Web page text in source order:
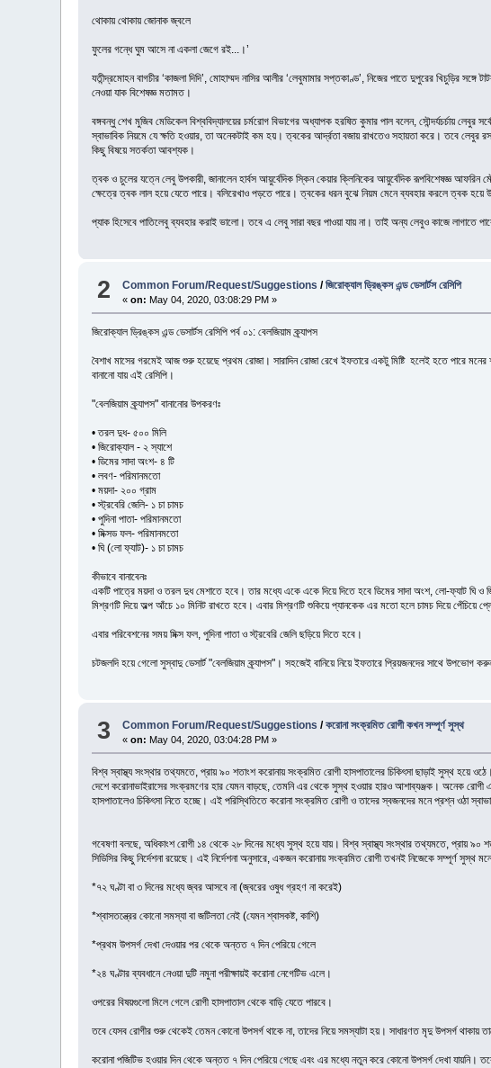
থোকায় থোকায় জোনাক জ্বলে
ফুলের গন্ধে ঘুম আসে না একলা জেগে রই...।’
যতীন্দ্রমোহন বাগচীর ‘কাজলা দিদি’, মোহাম্মদ নাসির আলীর ‘লেবুমামার সপ্তকাণ্ড’, নিজের পাতে দুপুরের খিচুড়ির
নেওয়া যাক বিশেষজ্ঞ মতামত।
বঙ্গবন্ধু শেখ মুজিব মেডিকেল বিশ্ববিদ্যালয়ের চর্মরোগ বিভাগের অধ্যাপক হরষিত কুমার পাল বলেন, সৌন্দর্যচর্চায়
স্বাভাবিক নিয়মে যে ক্ষতি হওয়ার, তা অনেকটাই কম হয়। ত্বকের আর্দ্রতা বজায় রাখতেও সহায়তা করে। তবে লেবুর
কিছু বিষয়ে সতর্কতা আবশ্যক।
ত্বক ও চুলের যত্নে লেবু উপকারী, জানালেন হার্বস আয়ুর্বেদিক স্কিন কেয়ার ক্লিনিকের আয়ুর্বেদিক রূপবিশেষজ্ঞ
ক্ষেত্রে ত্বক লাল হয়ে যেতে পারে। বলিরেখাও পড়তে পারে। ত্বকের ধরন বুঝে নিয়ম মেনে ব্যবহার করলে ত্বক হয়ে
প্যাক হিসেবে পাতিলেবু ব্যবহার করাই ভালো। তবে এ লেবু সারা বছর পাওয়া যায় না। তাই অন্য লেবুও কাজে লাগাতে
2 Common Forum/Request/Suggestions/জিরোক্যাল ড্রিঙ্কস এন্ড ডেসার্টস রেসিপি
«on: May 04, 2020, 03:08:29 PM »
জিরোক্যাল ড্রিঙ্কস এন্ড ডেসার্টস রেসিপি পর্ব ০১: বেলজিয়াম ক্র্যাপস
বৈশাখ মাসের গরমেই আজ শুরু হয়েছে প্রথম রোজা। সারাদিন রোজা রেখে ইফতারে একটু মিষ্টি হলেই হতে পারে মনের
বানানো যায় এই রেসিপি।
"বেলজিয়াম ক্র্যাপস" বানানোর উপকরণঃ
• তরল দুধ- ৫০০ মিলি
• জিরোক্যাল - ২ স্যাশে
• ডিমের সাদা অংশ- ৪ টি
• লবণ- পরিমানমতো
• ময়দা- ২০০ গ্রাম
• স্ট্রবেরি জেলি- ১ চা চামচ
• পুদিনা পাতা- পরিমানমতো
• মিক্সড ফল- পরিমানমতো
• ঘি (লো ফ্যাট)- ১ চা চামচ
কীভাবে বানাবেনঃ
একটি পাত্রে ময়দা ও তরল দুধ মেশাতে হবে। তার মধ্যে একে একে দিয়ে দিতে হবে ডিমের সাদা অংশ, লো-ফ্যাট ঘি
মিশ্রণটি দিয়ে অল্প আঁচে ১০ মিনিট রাখতে হবে। এবার মিশ্রণটি শুকিয়ে প্যানকেক এর মতো হলে চামচ দিয়ে পেঁচিয়ে
এবার পরিবেশনের সময় মিক্স ফল, পুদিনা পাতা ও স্ট্রবেরি জেলি ছড়িয়ে দিতে হবে।
চটজলদি হয়ে গেলো সুস্বাদু ডেসার্ট "বেলজিয়াম ক্র্যাপস"। সহজেই বানিয়ে নিয়ে ইফতারে প্রিয়জনদের সাথে উপভোগ
3 Common Forum/Request/Suggestions/করোনা সংক্রমিত রোগী কখন সম্পূর্ণ সুস্থ
«on: May 04, 2020, 03:04:28 PM »
বিশ্ব স্বাস্থ্য সংস্থার তথ্যমতে, প্রায় ৯০ শতাংশ করোনায় সংক্রমিত রোগী হাসপাতালের চিকিৎসা ছাড়াই সুস্থ হয়ে ওঠে।
দেশে করোনাভাইরাসের সংক্রমণের হার যেমন বাড়ছে, তেমনি এর থেকে সুস্থ হওয়ার হারও আশাব্যঞ্জক। অনেক
হাসপাতালেও চিকিৎসা নিতে হচ্ছে। এই পরিস্থিতিতে করোনা সংক্রমিত রোগী ও তাদের স্বজনদের মনে প্রশ্ন ওঠা
গবেষণা বলছে, অধিকাংশ রোগী ১৪ থেকে ২৮ দিনের মধ্যে সুস্থ হয়ে যায়। বিশ্ব স্বাস্থ্য সংস্থার তথ্যমতে, প্রায় ৯০
সিডিসির কিছু নির্দেশনা রয়েছে। এই নির্দেশনা অনুসারে, একজন করোনায় সংক্রমিত রোগী তখনই নিজেকে সম্পূর্ণ সুস্থ
*৭২ ঘণ্টা বা ৩ দিনের মধ্যে জ্বর আসবে না (জ্বরের ওষুধ গ্রহণ না করেই)
*শ্বাসতন্ত্রের কোনো সমস্যা বা জটিলতা নেই (যেমন শ্বাসকষ্ট, কাশি)
*প্রথম উপসর্গ দেখা দেওয়ার পর থেকে অন্তত ৭ দিন পেরিয়ে গেলে
*২৪ ঘণ্টার ব্যবধানে নেওয়া দুটি নমুনা পরীক্ষায়ই করোনা নেগেটিভ এলে।
ওপরের বিষয়গুলো মিলে গেলে রোগী হাসপাতাল থেকে বাড়ি যেতে পারবে।
তবে যেসব রোগীর শুরু থেকেই তেমন কোনো উপসর্গ থাকে না, তাদের নিয়ে সমস্যাটা হয়। সাধারণত মৃদু উপসর্গ
করোনা পজিটিভ হওয়ার দিন থেকে অন্তত ৭ দিন পেরিয়ে গেছে এবং এর মধ্যে নতুন করে কোনো উপসর্গ দেখা